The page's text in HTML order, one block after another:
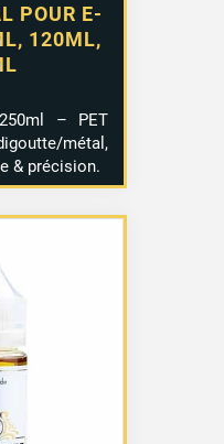
POUR E-
120ML,
– PET
métal,
& précision.